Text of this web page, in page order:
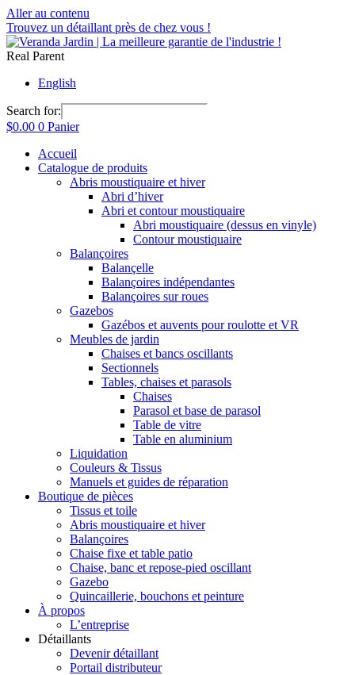
Aller au contenu
Trouvez un détaillant près de chez vous !
Real Parent
English
Search for:
$0.00 0 Panier
Accueil
Catalogue de produits
Abris moustiquaire et hiver
Abri d’hiver
Abri et contour moustiquaire
Abri moustiquaire (dessus en vinyle)
Contour moustiquaire
Balançoires
Balançelle
Balançoires indépendantes
Balançoires sur roues
Gazebos
Gazébos et auvents pour roulotte et VR
Meubles de jardin
Chaises et bancs oscillants
Sectionnels
Tables, chaises et parasols
Chaises
Parasol et base de parasol
Table de vitre
Table en aluminium
Liquidation
Couleurs & Tissus
Manuels et guides de réparation
Boutique de pièces
Tissus et toile
Abris moustiquaire et hiver
Balançoires
Chaise fixe et table patio
Chaise, banc et repose-pied oscillant
Gazebo
Quincaillerie, bouchons et peinture
À propos
L’entreprise
Détaillants
Devenir détaillant
Portail distributeur